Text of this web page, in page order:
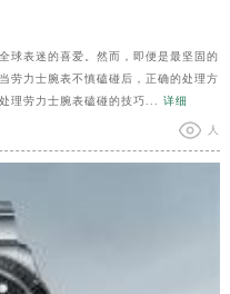
球表迷的喜爱。然而，即便是最坚固的
劳力士腕表不慎磕碰后，正确的处理方
理劳力士腕表磕碰的技巧... 详细
人